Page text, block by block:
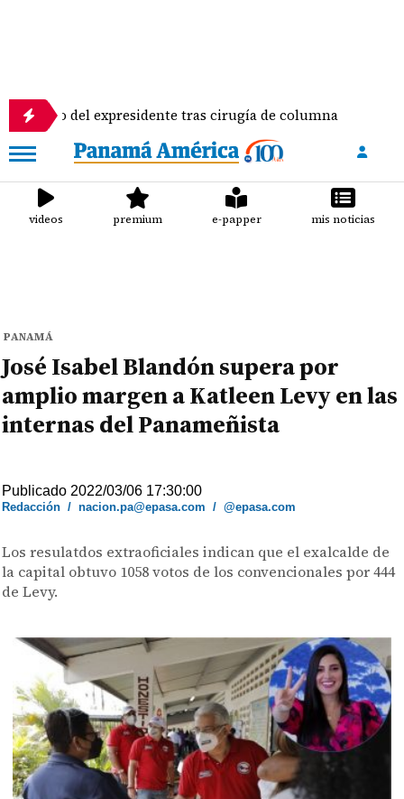
expresidente tras cirugía de columna
videos premium e-papper mis noticias
PANAMÁ
José Isabel Blandón supera por
amplio margen a Katleen Levy en las
internas del Panameñista
Publicado 2022/03/06 17:30:00
Redacción /nacion.pa@epasa.com /@epasa.com
Los resulatdos extraoficiales indican que el exalcalde de
la capital obtuvo 1058 votos de los convencionales por 444
de Levy.